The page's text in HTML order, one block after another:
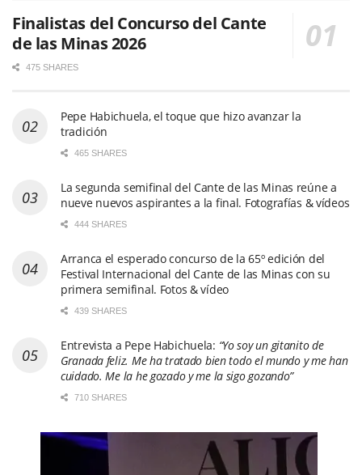
Finalistas del Concurso del Cante
de las Minas 2026
475 SHARES
Pepe Habichuela, el toque que hizo avanzar la
tradición
465 SHARES
La segunda semifinal del Cante de las Minas reúne a
nueve nuevos aspirantes a la final. Fotografías & vídeos
444 SHARES
Arranca el esperado concurso de la 65º edición del
Festival Internacional del Cante de las Minas con su
primera semifinal. Fotos & vídeo
439 SHARES
Entrevista a Pepe Habichuela: “Yo soy un gitanito de
Granada feliz. Me ha tratado bien todo el mundo y me han
cuidado. Me la he gozado y me la sigo gozando”
710 SHARES